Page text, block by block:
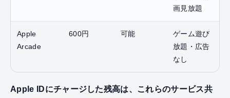
画見放題
Apple
Arcade
600円 可能
ゲーム遊び
放題・広告
なし
Apple IDにチャージした残高は、これらのサービス共